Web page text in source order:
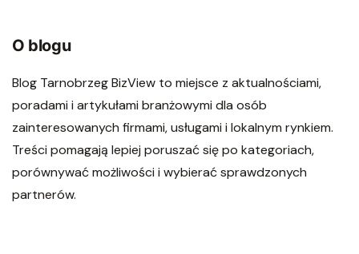
O blogu
Blog Tarnobrzeg BizView to miejsce z aktualnościami,
poradami i artykułami branżowymi dla osób
zainteresowanych firmami, usługami i lokalnym rynkiem.
Treści pomagają lepiej poruszać się po kategoriach,
porównywać możliwości i wybierać sprawdzonych
partnerów.